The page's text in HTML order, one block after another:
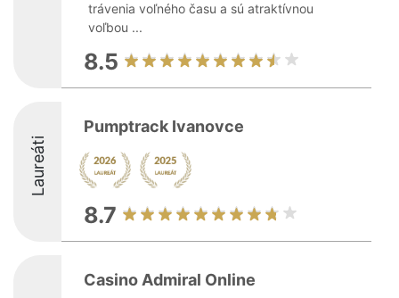
trávenia voľného času a sú atraktívnou
voľbou ...
8.5
Laureáti
Pumptrack Ivanovce
8.7
Casino Admiral Online